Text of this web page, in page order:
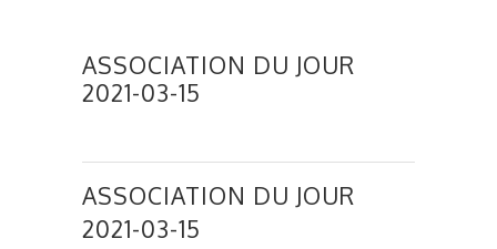
ASSOCIATION DU JOUR
2021-03-15
ASSOCIATION DU JOUR
2021-03-15